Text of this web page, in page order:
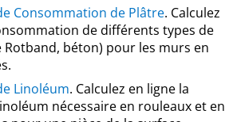
Consommation de Plâtre. Calculez
de différents types de
Rotband, béton) pour les murs en
Linoléum. Calculez en ligne la
nécessaire en rouleaux et en